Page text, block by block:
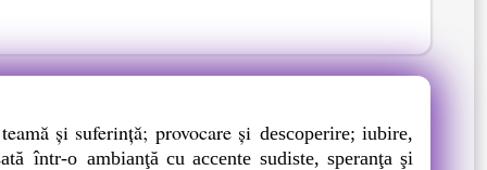
şi suferinţă; provocare şi descoperire; iubire,
într-o ambianţă cu accente sudiste, speranţa şi